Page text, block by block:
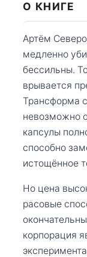
О КНИГЕ
Артём
медленно
бессильны.
врывается
Трансформа
невозможно
капсулы
способно
истощённое
Но цена
расовые
корпорация